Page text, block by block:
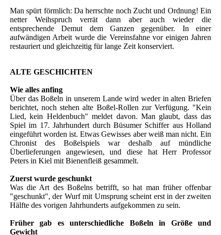
Man spürt förmlich: Da herrschte noch Zucht und Ordnung! Ein
netter Weihspruch verrät dann aber auch wieder die
entsprechende Demut dem Ganzen gegenüber. In einer
aufwändigen Arbeit wurde die Vereinsfahne vor einigen Jahren
restauriert und gleichzeitig für lange Zeit konserviert.
ALTE GESCHICHTEN
Wie alles anfing
Über das Boßeln in unserem Lande wird weder in alten Briefen
berichtet, noch stehen alte Boßel-Rollen zur Verfügung. "Kein
Lied, kein Heldenbuch" meldet davon. Man glaubt, dass das
Spiel im 17. Jahrhundert durch Büsumer Schiffer aus Holland
eingeführt worden ist. Etwas Gewisses aber weiß man nicht. Ein
Chronist des Boßelspiels war deshalb auf mündliche
Überlieferungen angewiesen, und diese hat Herr Professor
Peters in Kiel mit Bienenfleiß gesammelt.
Zuerst wurde geschunkt
Was die Art des Boßelns betrifft, so hat man früher offenbar
"geschunkt", der Wurf mit Umsprung scheint erst in der zweiten
Hälfte des vorigen Jahrhunderts aufgekommen zu sein.
Früher gab es unterschiedliche Boßeln in Größe und
Gewicht